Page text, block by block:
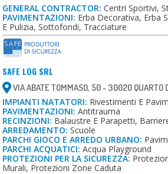
GENERAL CONTRACTOR: Centri Sportivi,
PAVIMENTAZIONI: Erba Decorativa, Erba
E Pulizia, Sottofondi, Tracciature
SAFE LOG SRL
VIA ABATE TOMMASO, 50 - 30020 QUARTO
IMPIANTI NATATORI: Rivestimenti E
PAVIMENTAZIONI: Antitrauma
RECINZIONI: Balaustre E Parapetti,
ARREDAMENTO: Scuole
PARCHI GIOCO E ARREDO URBANO:
PARCHI ACQUATICI: Acqua Playground
PROTEZIONI PER LA SICUREZZA:
Murali, Protezioni Zone Caduta